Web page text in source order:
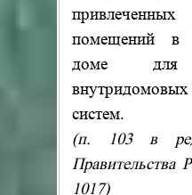
помещений в
доме для
систем.
(п. 103 в
Правительства
1017)